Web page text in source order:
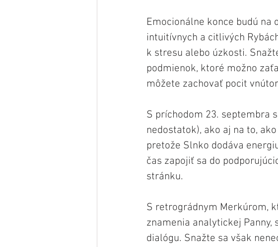
Emocionálne konce budú na
intuitívnych a citlivých
k stresu alebo úzkosti.
podmienok, ktoré možno
môžete zachovať pocit
S príchodom 23. septembra
nedostatok), ako aj na to,
pretože Slnko dodáva
čas zapojiť sa do
stránku.
S retrográdnym Merkúrom,
znamenia analytickej Panny,
dialógu. Snažte sa však